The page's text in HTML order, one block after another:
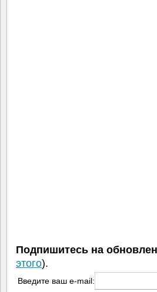
Подпишитесь на
этого).
Введите ваш e-mail: